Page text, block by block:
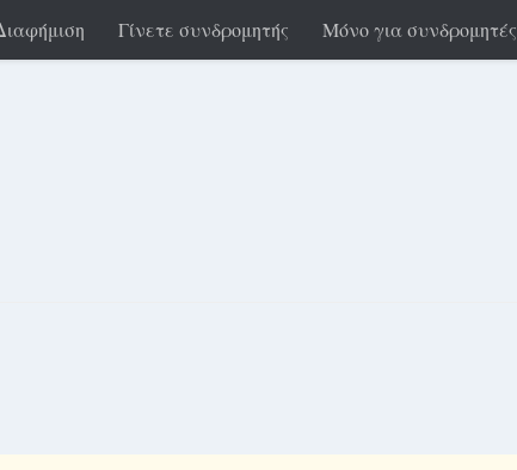
Γίνετε συνδρομητής Μόνο για συνδρομητές